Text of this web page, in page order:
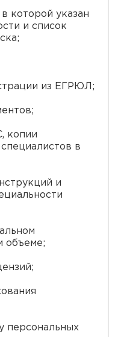
которой указан
и список
из ЕГРЮЛ;
копии
в
и
объеме;
персональных